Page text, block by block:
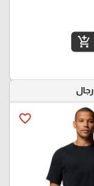
add_shopping_cart
رجال
favorite_border